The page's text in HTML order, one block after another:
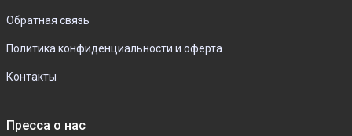
Обратная связь
Политика конфиденциальности и оферта
Контакты
Пресса о нас